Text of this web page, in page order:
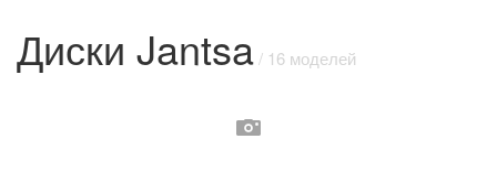
Диски Jantsa/ 16 моделей